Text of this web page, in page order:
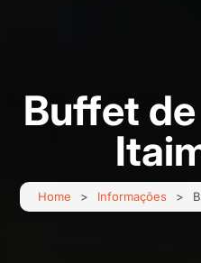
Buffet
Home Informações